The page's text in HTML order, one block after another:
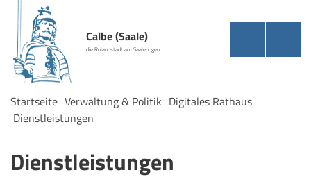
Calbe (Saale)
die Rolandstadt am Saalebogen
Startseite Verwaltung & Politik Digitales Rathaus
Dienstleistungen
Dienstleistungen